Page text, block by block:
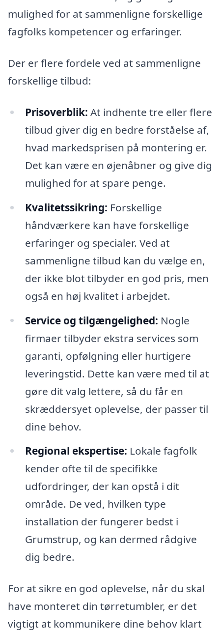
mulighed for at sammenligne forskellige
fagfolks kompetencer og erfaringer.
Der er flere fordele ved at sammenligne
forskellige tilbud:
Prisoverblik: At indhente tre eller flere
tilbud giver dig en bedre forståelse af,
hvad markedsprisen på montering er.
Det kan være en øjenåbner og give dig
mulighed for at spare penge.
Kvalitetssikring: Forskellige
håndværkere kan have forskellige
erfaringer og specialer. Ved at
sammenligne tilbud kan du vælge en,
der ikke blot tilbyder en god pris, men
også en høj kvalitet i arbejdet.
Service og tilgængelighed: Nogle
firmaer tilbyder ekstra services som
garanti, opfølgning eller hurtigere
leveringstid. Dette kan være med til at
gøre dit valg lettere, så du får en
skræddersyet oplevelse, der passer til
dine behov.
Regional ekspertise: Lokale fagfolk
kender ofte til de specifikke
udfordringer, der kan opstå i dit
område. De ved, hvilken type
installation der fungerer bedst i
Grumstrup, og kan dermed rådgive
dig bedre.
For at sikre en god oplevelse, når du skal
have monteret din tørretumbler, er det
vigtigt at kommunikere dine behov klart